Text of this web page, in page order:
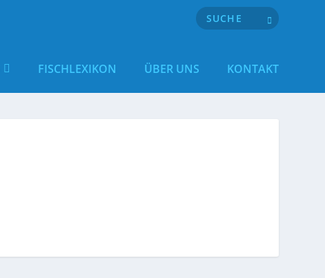
FISCHLEXIKON ÜBER UNS KONTAKT